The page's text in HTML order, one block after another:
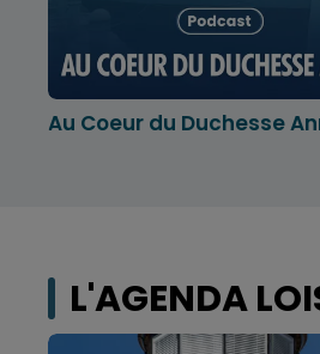
Au Coeur du Duchesse
L'AGENDA